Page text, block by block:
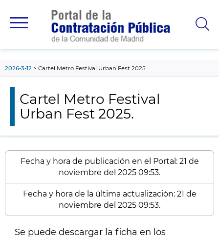
principal
2026-3-12 Cartel Metro Festival Urban Fest 2025.
Cartel Metro Festival
Urban Fest 2025.
Fecha y hora de publicación en el Portal: 21 de
noviembre del 2025 09:53.
Fecha y hora de la última actualización: 21 de
noviembre del 2025 09:53.
Se puede descargar la ficha en los